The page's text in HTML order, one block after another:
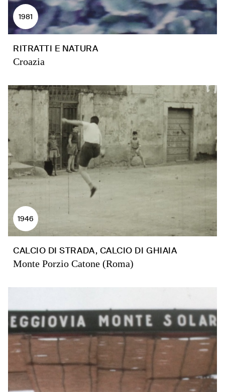
1981
RITRATTI E NATURA
Croazia
1946
CALCIO DI STRADA, CALCIO DI GHIAIA
Monte Porzio Catone (Roma)